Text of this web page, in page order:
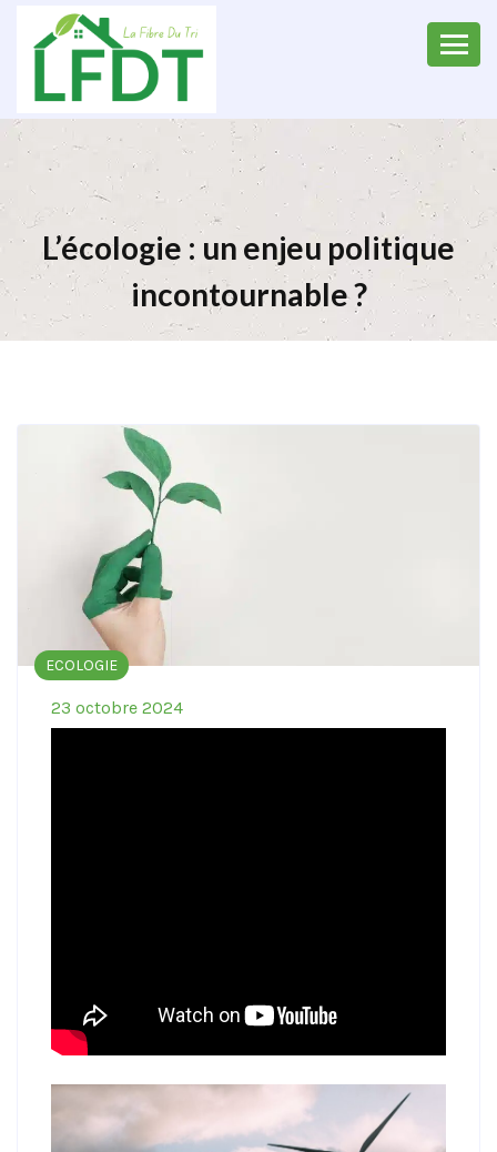
L’écologie : un enjeu politique
incontournable ?
ECOLOGIE
23 octobre 2024